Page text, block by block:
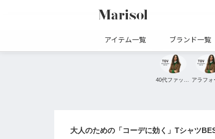
アイテム一覧 ブランド一覧
大人のための「コーデに効く」Tシャツ